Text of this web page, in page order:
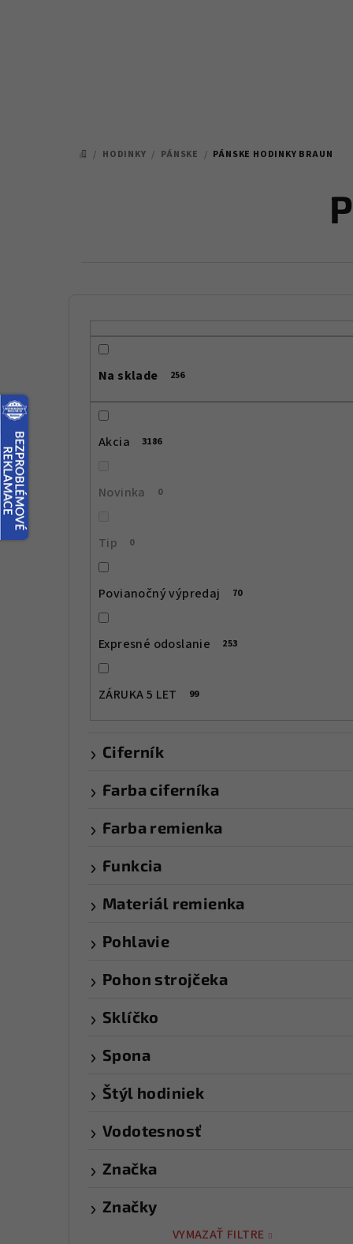
DOMOV
/ HODINKY / PÁNSKE / PÁNSKE HODINKY BRAUN
Na sklade 256
Akcia 3186
Novinka 0
Tip 0
Povianočný výpredaj 70
Expresné odoslanie 253
ZÁRUKA 5 LET 99
Značky
Ciferník
Farba ciferníka
Farba remienka
Funkcia
Materiál remienka
Pohlavie
Pohon strojčeka
Sklíčko
Spona
Štýl hodiniek
Vodotesnosť
Značka
VYMAZAŤ FILTRE